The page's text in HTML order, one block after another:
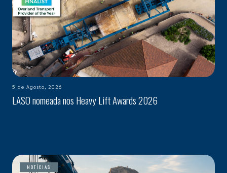
5 de Agosto, 2026
LASO nomeada nos Heavy Lift Awards 2026
NOTÍCIAS